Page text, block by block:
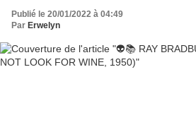
Publié le 20/01/2022 à 04:49
Par Erwelyn